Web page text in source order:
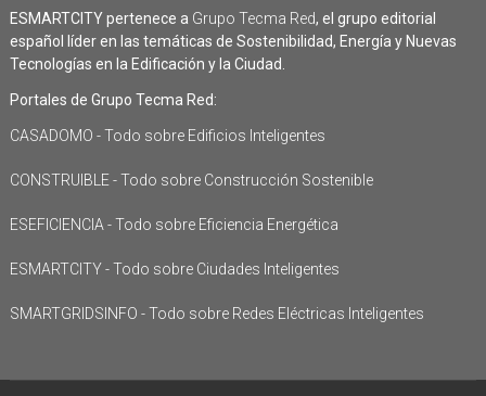
ESMARTCITY pertenece a Grupo Tecma Red, el grupo editorial
español líder en las temáticas de Sostenibilidad, Energía y Nuevas
Tecnologías en la Edificación y la Ciudad.
Portales de Grupo Tecma Red:
CASADOMO - Todo sobre Edificios Inteligentes
CONSTRUIBLE - Todo sobre Construcción Sostenible
ESEFICIENCIA - Todo sobre Eficiencia Energética
ESMARTCITY - Todo sobre Ciudades Inteligentes
SMARTGRIDSINFO - Todo sobre Redes Eléctricas Inteligentes